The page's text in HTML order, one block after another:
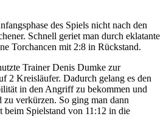
des Spiels nicht nach den
Schnell geriet man durch eklatante
Torchancen mit 2:8 in Rückstand.
Trainer Denis Dumke zur
2 Kreisläufer. Dadurch gelang es den
in den Angriff zu bekommen und
verkürzen. So ging man dann
Spielstand von 11:12 in die